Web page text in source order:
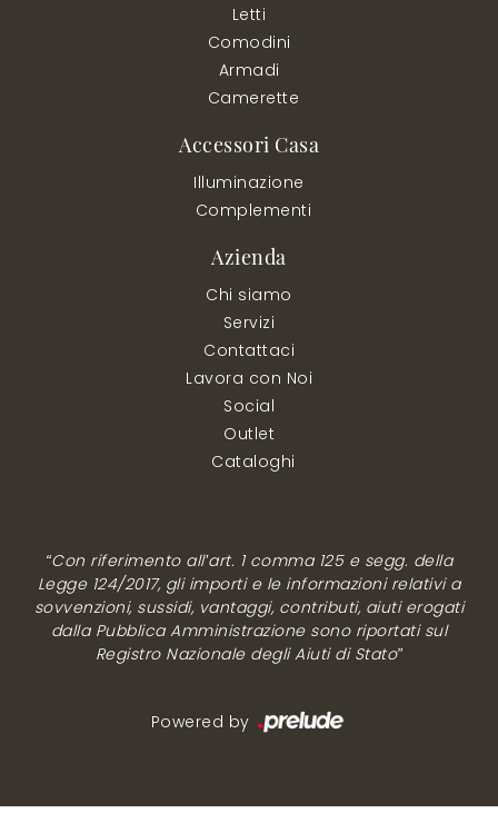
Letti
Comodini
Armadi
Camerette
Accessori Casa
Illuminazione
Complementi
Azienda
Chi siamo
Servizi
Contattaci
Lavora con Noi
Social
Outlet
Cataloghi
“Con riferimento all’art. 1 comma 125 e segg. della
Legge 124/2017, gli importi e le informazioni relativi a
sovvenzioni, sussidi, vantaggi, contributi, aiuti erogati
dalla Pubblica Amministrazione sono riportati sul
Registro Nazionale degli Aiuti di Stato”
Powered by